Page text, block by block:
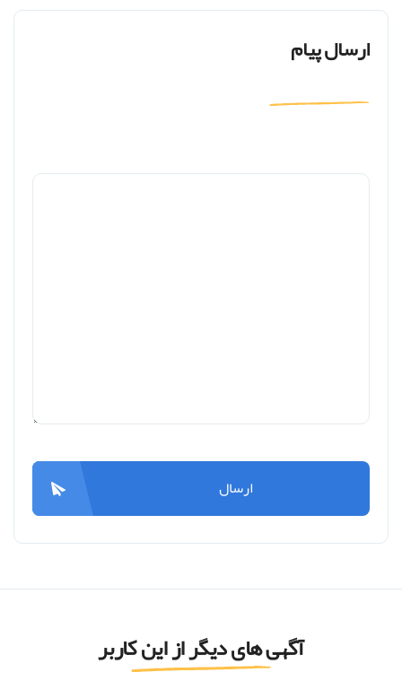
ارسال پیام
ارسال
آگهی های دیگر از این کاربر